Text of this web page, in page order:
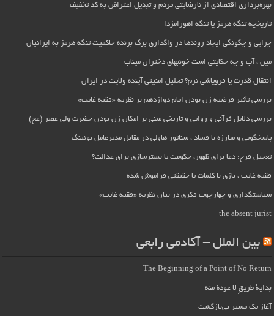
بهره‌برداری اقتصادی از نارضایتی مردم و تبدیل اعتراض به کد تخفیف
تاریخچه تنگه هرمز یا تنگه اهورامزدا
چرایی و چگونگی ایجاد روندها در واگذاری برگ برنده حاکمیت تنگه هرمز به ایرانیان
مین ، آب و چه حکایتی است خونبهای دختران میناب
انتقال قدرت یا فروپاشی نرم؟ تحلیل امنیتی آینده ولایت در ایران
بررسی تأثیر فرضیه زن بودن امام دوازدهم بر نظریه «فقیه غایب»
بررسی دلایل قرآنی و روایی و تاریخی مبنی بر امکان زن بودن حضرت ولی عصر (عج)
پاسخگویی و مبارزه با فساد ، سناتور هاولی در مقابل مدیرعامل بوئینگ
تعجیل فرج: دعا برای ظهور، حکومت یا بسترسازی برای عدالت؟
فقیه غایب ، بازی با کلمات یا حقیقتی فراموش شده
سیاستگذاری و چهارچوب فکری در بیان نظریه «فقیه غایب»
the absent jurist
بین الملل – آکادمی رابعی
The Beginning of a Point of No Return
بداية طريقٍ لا عودة منه
آغاز یک مسیر بی‌بازگشت